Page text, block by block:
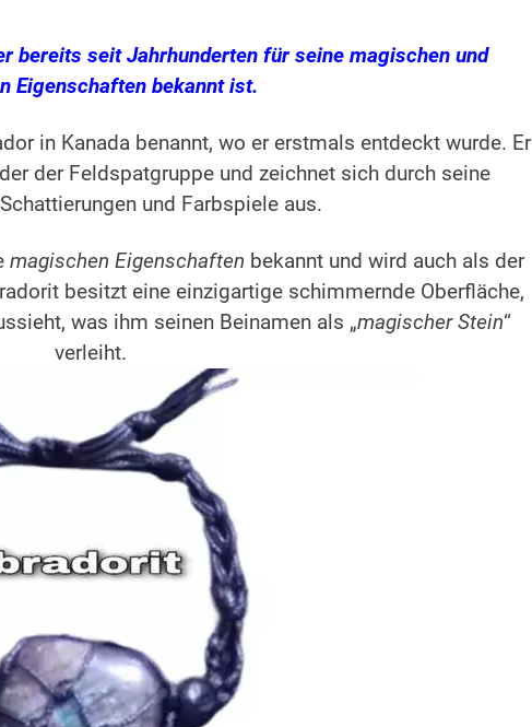
bereits seit Jahrhunderten für seine magischen und
Eigenschaften bekannt ist.
in Kanada benannt, wo er erstmals entdeckt wurde. Er
der Feldspatgruppe und zeichnet sich durch seine
und Farbspiele aus.
magischen Eigenschaften bekannt und wird auch als der
besitzt eine einzigartige schimmernde Oberfläche,
was ihm seinen Beinamen als „magischer Stein“
verleiht.